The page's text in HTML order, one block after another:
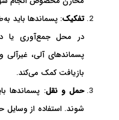
تفکیک: پسماندها باید
در محل جمع‌آوری یا
پسماندهای آلی،
بازیافت کمک می‌کند.
حمل و نقل: پسماندها
شوند. استفاده از وسایل